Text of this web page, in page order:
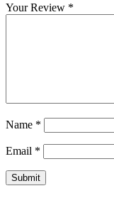
Your Review *
Name *
Email *